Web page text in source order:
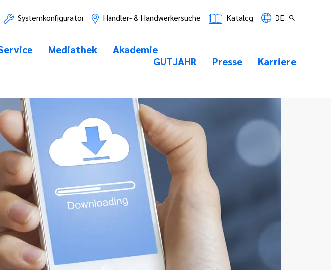
Systemkonfigurator Händler- & Handwerkersuche Katalog DE
Mediathek
Akademie
GUTJAHR
Presse Karriere